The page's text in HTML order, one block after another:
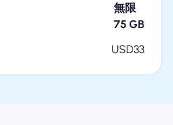
無限
75 GB
USD33